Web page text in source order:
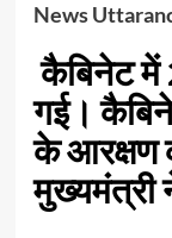
News
कैबिनेट में
गई।
के आरक्षण
मुख्यमंत्री